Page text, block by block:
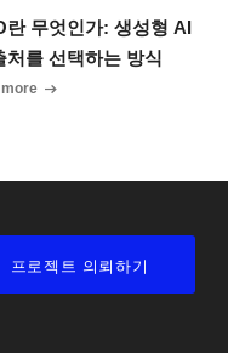
란 무엇인가: 생성형 AI
처를 선택하는 방식
프로젝트 의뢰하기